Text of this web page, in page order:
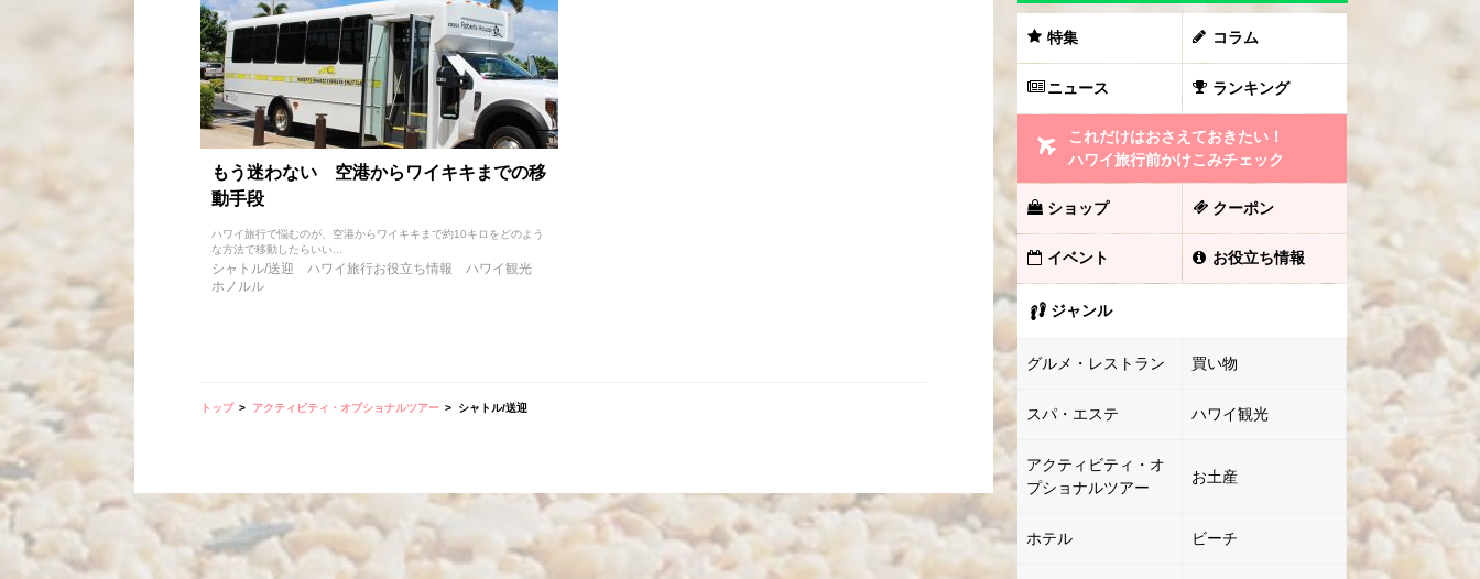
もう迷わない 空港からワイキキまでの移
動手段
ハワイ旅行で悩むのが、空港からワイキキまで約10キロをどのよう
な方法で移動したらいい...
シャトル/送迎 ハワイ旅行お役立ち情報
ハワイ観光
ホノルル
トップ アクティビティ・オプショナルツアー シャトル/送迎
特集 コラム
ニュース ランキング
これだけはおさえておきたい！
ハワイ旅行前かけこみチェック
ショップ クーポン
イベント お役立ち情報
ジャンル
グルメ・レストラン 買い物
スパ・エステ ハワイ観光
アクティビティ・オ
プショナルツアー
お土産
ホテル ビーチ